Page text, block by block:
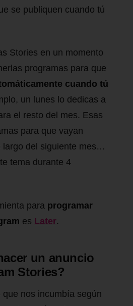
se publiquen cuando tú
Stories en un momento
programas para que
cuando tú
un lunes lo dedicas a
el resto del mes. Esas
para que vayan
largo del siguiente mes…
tema durante 4
para programar
es Later.
un anuncio
Stories?
nos incumbía según